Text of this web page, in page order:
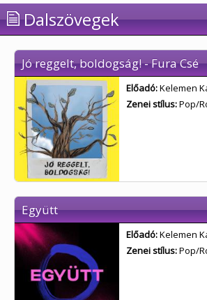
Dalszövegek
Jó reggelt, boldogság! - Fura Csé
Előadó:Kelemen
Zenei stílus:Pop/
Együtt
Előadó:Kelemen
Zenei stílus:Pop/